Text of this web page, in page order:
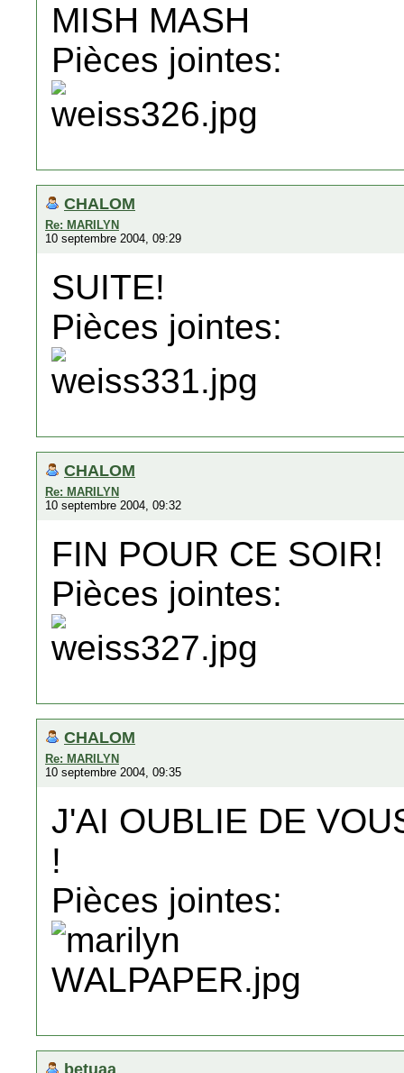
MISH MASH
Pièces jointes:
CHALOM
Re: MARILYN
10 septembre 2004, 09:29
SUITE!
Pièces jointes:
CHALOM
Re: MARILYN
10 septembre 2004, 09:32
FIN POUR CE SOIR!
Pièces jointes:
CHALOM
Re: MARILYN
10 septembre 2004, 09:35
J'AI OUBLIE DE
!
Pièces jointes:
betuaa